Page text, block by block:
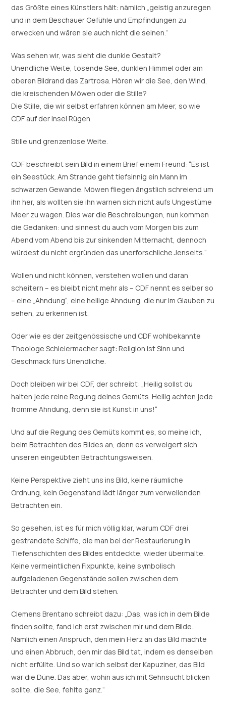
das Größte eines Künstlers hält: nämlich „geistig anzuregen
und in dem Beschauer Gefühle und Empfindungen zu
erwecken und wären sie auch nicht die seinen.“
Was sehen wir, was sieht die dunkle Gestalt?
Unendliche Weite, tosende See, dunklen Himmel oder am
oberen Bildrand das Zartrosa. Hören wir die See, den Wind,
die kreischenden Möwen oder die Stille?
Die Stille, die wir selbst erfahren können am Meer, so wie
CDF auf der Insel Rügen.
Stille und grenzenlose Weite.
CDF beschreibt sein Bild in einem Brief einem Freund: “Es ist
ein Seestück. Am Strande geht tiefsinnig ein Mann im
schwarzen Gewande. Möwen fliegen ängstlich schreiend um
ihn her, als wollten sie ihn warnen sich nicht aufs Ungestüme
Meer zu wagen. Dies war die Beschreibungen, nun kommen
die Gedanken: und sinnest du auch vom Morgen bis zum
Abend vom Abend bis zur sinkenden Mitternacht, dennoch
würdest du nicht ergründen das unerforschliche Jenseits.“
Wollen und nicht können, verstehen wollen und daran
scheitern – es bleibt nicht mehr als – CDF nennt es selber so
– eine „Ahndung“, eine heilige Ahndung, die nur im Glauben zu
sehen, zu erkennen ist.
Oder wie es der zeitgenössische und CDF wohlbekannte
Theologe Schleiermacher sagt: Religion ist Sinn und
Geschmack fürs Unendliche.
Doch bleiben wir bei CDF, der schreibt: „Heilig sollst du
halten jede reine Regung deines Gemüts. Heilig achten jede
fromme Ahndung, denn sie ist Kunst in uns!“
Und auf die Regung des Gemüts kommt es, so meine ich,
beim Betrachten des Bildes an, denn es verweigert sich
unseren eingeübten Betrachtungsweisen.
Keine Perspektive zieht uns ins Bild, keine räumliche
Ordnung, kein Gegenstand lädt länger zum verweilenden
Betrachten ein.
So gesehen, ist es für mich völlig klar, warum CDF drei
gestrandete Schiffe, die man bei der Restaurierung in
Tiefenschichten des Bildes entdeckte, wieder übermalte.
Keine vermeintlichen Fixpunkte, keine symbolisch
aufgeladenen Gegenstände sollen zwischen dem
Betrachter und dem Bild stehen.
Clemens Brentano schreibt dazu: „Das, was ich in dem Bilde
finden sollte, fand ich erst zwischen mir und dem Bilde.
Nämlich einen Anspruch, den mein Herz an das Bild machte
und einen Abbruch, den mir das Bild tat, indem es denselben
nicht erfüllte. Und so war ich selbst der Kapuziner, das Bild
war die Düne. Das aber, wohin aus ich mit Sehnsucht blicken
sollte, die See, fehlte ganz.“